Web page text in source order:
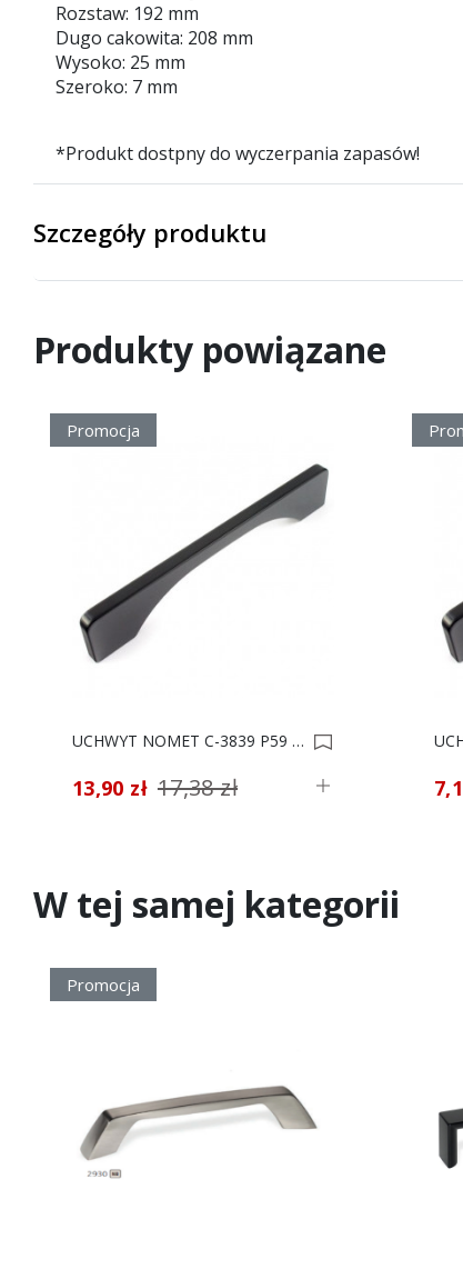
Rozstaw: 192 mm
Dugo cakowita: 208 mm
Wysoko: 25 mm
Szeroko: 7 mm
*Produkt dostpny do wyczerpania zapasów!
Szczegóły produktu
Produkty powiązane
Promocja
UCHWYT NOMET C-3839 P59 CZARNY Z-320 *** 0002121
13,90 zł 17,38 zł
W tej samej kategorii
Promocja